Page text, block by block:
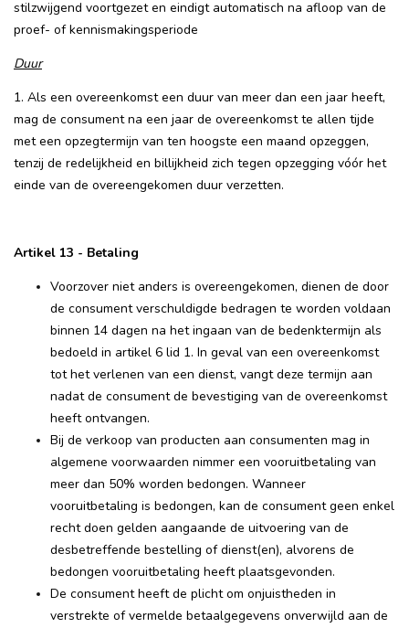
stilzwijgend voortgezet en eindigt automatisch na afloop van de
proef- of kennismakingsperiode
Duur
1. Als een overeenkomst een duur van meer dan een jaar heeft,
mag de consument na een jaar de overeenkomst te allen tijde
met een opzegtermijn van ten hoogste een maand opzeggen,
tenzij de redelijkheid en billijkheid zich tegen opzegging vóór het
einde van de overeengekomen duur verzetten.
Artikel 13 - Betaling
Voorzover niet anders is overeengekomen, dienen de door
de consument verschuldigde bedragen te worden voldaan
binnen 14 dagen na het ingaan van de bedenktermijn als
bedoeld in artikel 6 lid 1. In geval van een overeenkomst
tot het verlenen van een dienst, vangt deze termijn aan
nadat de consument de bevestiging van de overeenkomst
heeft ontvangen.
Bij de verkoop van producten aan consumenten mag in
algemene voorwaarden nimmer een vooruitbetaling van
meer dan 50% worden bedongen. Wanneer
vooruitbetaling is bedongen, kan de consument geen enkel
recht doen gelden aangaande de uitvoering van de
desbetreffende bestelling of dienst(en), alvorens de
bedongen vooruitbetaling heeft plaatsgevonden.
De consument heeft de plicht om onjuistheden in
verstrekte of vermelde betaalgegevens onverwijld aan de